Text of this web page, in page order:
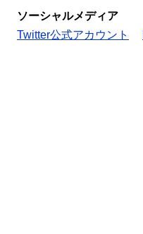
ソーシャルメディア
Twitter公式アカウント